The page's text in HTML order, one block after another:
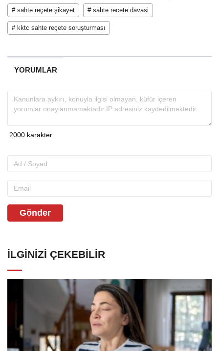
# sahte reçete şikayet # sahte recete davasi
# kktc sahte reçete soruşturması
YORUMLAR
Gönder
İLGINIZI ÇEKEBILIR